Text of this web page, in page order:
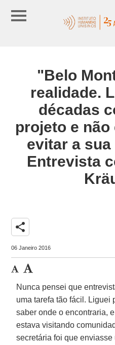
"Belo
realidade.
décadas
projeto e
evitar a
Entrevista
share
06 Janeiro 2016
Nunca pensei que
uma tarefa tão fácil. Liguei
saber onde o encontraria,
estava visitando
secretária foi que